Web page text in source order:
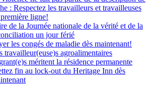
: Respectez les travailleurs et travailleuses
ligne!
de la Journée nationale de la vérité et de la
un jour férié
les congés de maladie dès maintenant!
travailleur(euse)s agroalimentaires
méritent la résidence permanente
fin au lock-out du Heritage Inn dès